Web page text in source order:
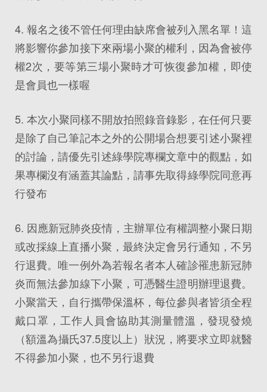
4. 報名之後不管任何理由缺席會被列入黑名單！這
將影響你參加接下來兩場小聚的權利，因為會被停
權2次，要等第三場小聚時才可恢復參加權，即使
是會員也一樣喔
5. 本次小聚同樣不開放拍照錄音錄影，在任何只要
是除了自己筆記本之外的公開場合想要引述小聚裡
的討論，請優先引述綠學院專欄文章中的觀點，如
果專欄沒有涵蓋其論點，請事先取得綠學院同意再
行發布
6. 因應新冠肺炎疫情，主辦單位有權調整小聚日期
或改採線上直播小聚，最終決定會另行通知，不另
行退費。唯一例外為若報名者本人確診罹患新冠肺
炎而無法參加線下小聚，可憑醫生證明辦理退費。
小聚當天，自行攜帶保溫杯，每位參與者皆須全程
戴口罩，工作人員會協助其測量體溫，發現發燒
（額溫為攝氏37.5度以上）狀況，將要求立即就醫
不得參加小聚，也不另行退費